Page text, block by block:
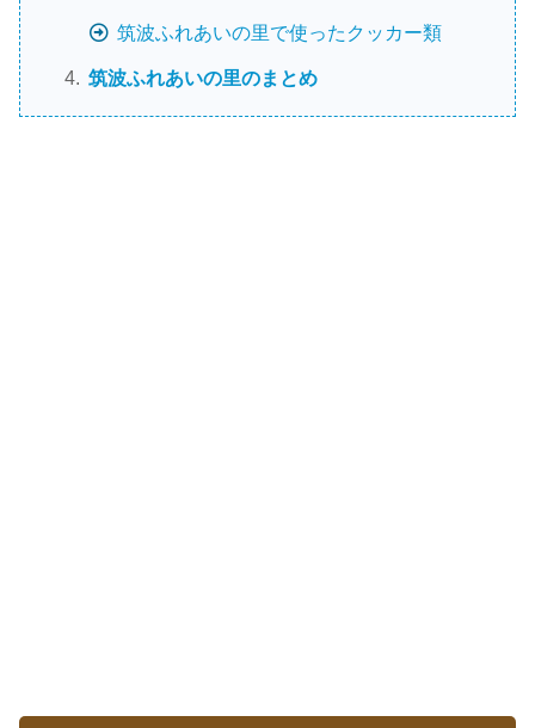
筑波ふれあいの里で使ったクッカー類
筑波ふれあいの里のまとめ